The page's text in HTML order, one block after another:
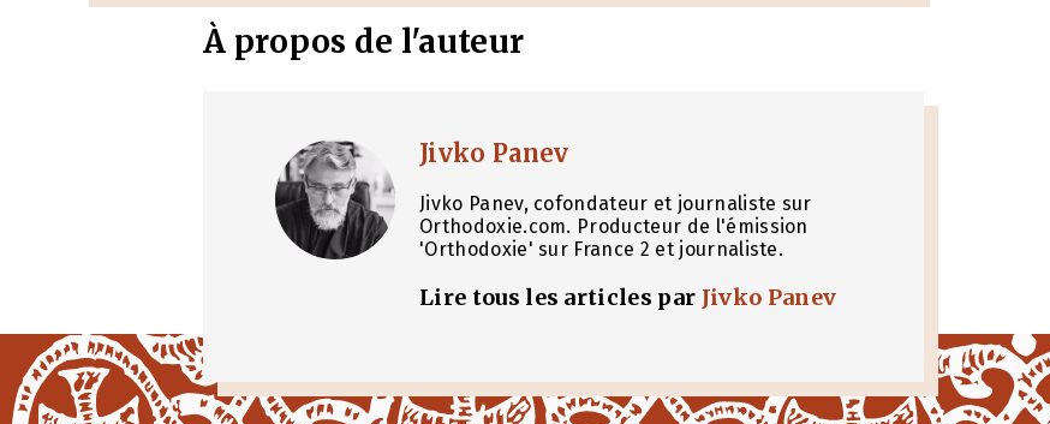
À propos de l'auteur
Jivko Panev
Jivko Panev, cofondateur et journaliste sur
Orthodoxie.com. Producteur de l'émission
'Orthodoxie' sur France 2 et journaliste.
Lire tous les articles par Jivko Panev